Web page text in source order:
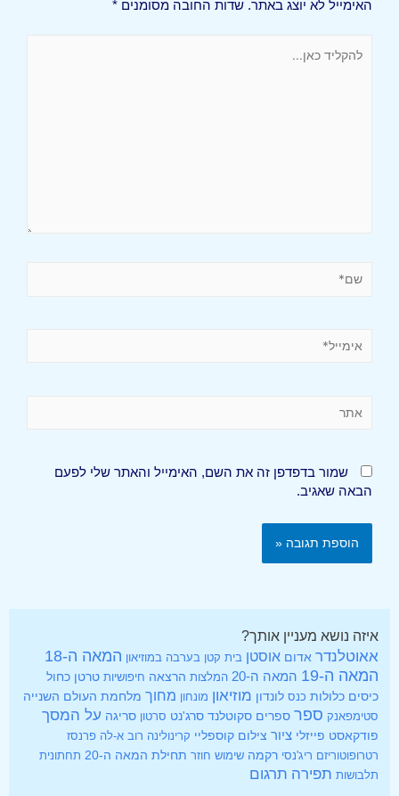
האימייל לא יוצג באתר. שדות החובה מסומנים *
שמור בדפדפן זה את השם, האימייל והאתר שלי לפעם
הבאה שאגיב.
איזה נושא מעניין אותך?
אאוטלנדר אדום אוסטן בית קטן בערבה במוזיאון המאה ה-18
המאה ה-19
המאה ה-20 המלצות הרצאה חיפושיות טרטן כחול
כיסים כלולות כנס לונדון מוזיאון מונחון מחוך מלחמת העולם השנייה
סטימפאנק ספר ספרים סקוטלנד סרג'נט סרטון סריגה על המסך
פודקאסט פייזלי ציור צילום קוספליי קרינולינה רוב א-לה פרנסז
רטרופוטוריזם ריג'נסי רקמה שימוש חוזר תחילת המאה ה-20
תחתונית
תלבושות תפירה תרגום